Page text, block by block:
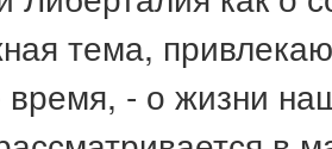
тема,
- о жизни